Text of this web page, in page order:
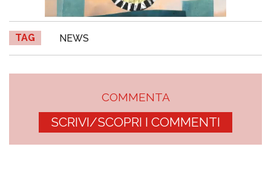
TAG NEWS
COMMENTA
SCRIVI/SCOPRI I COMMENTI